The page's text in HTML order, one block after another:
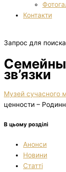
Контакти
Запрос для
зв’язки
Музей сучасного
ценности –
В цьому розділі
Анонси
Новини
Статті